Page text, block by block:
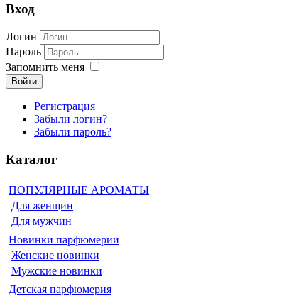
Вход
Логин
Пароль
Запомнить меня
Войти
Регистрация
Забыли логин?
Забыли пароль?
Каталог
ПОПУЛЯРНЫЕ АРОМАТЫ
Для женщин
Для мужчин
Новинки парфюмерии
Женские новинки
Мужские новинки
Детская парфюмерия